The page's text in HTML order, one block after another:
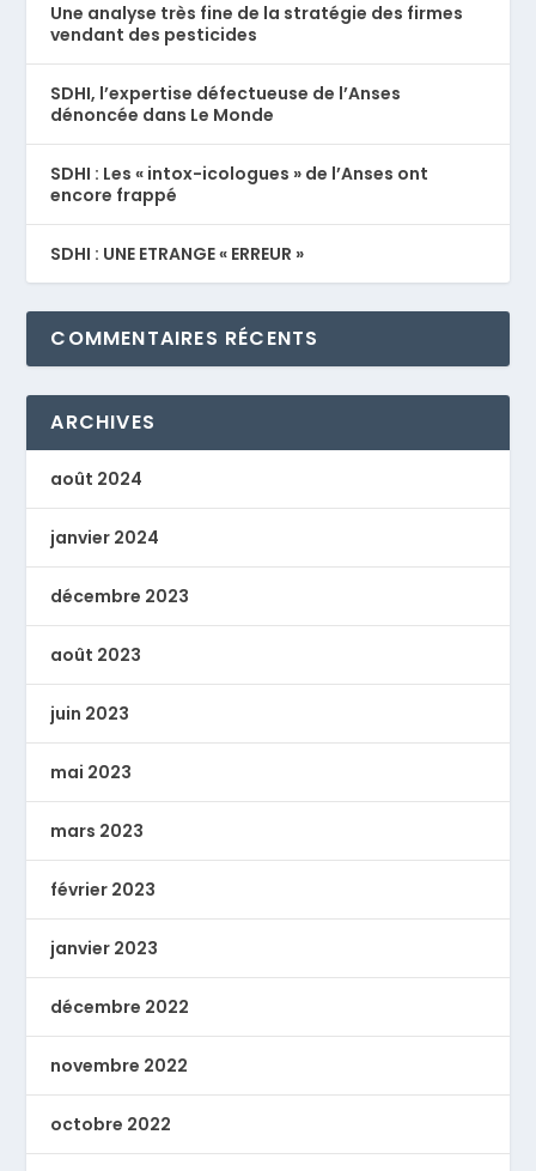
Une analyse très fine de la stratégie des firmes
vendant des pesticides
SDHI, l’expertise défectueuse de l’Anses
dénoncée dans Le Monde
SDHI : Les « intox-icologues » de l’Anses ont
encore frappé
SDHI : UNE ETRANGE « ERREUR »
COMMENTAIRES RÉCENTS
ARCHIVES
août 2024
janvier 2024
décembre 2023
août 2023
juin 2023
mai 2023
mars 2023
février 2023
janvier 2023
décembre 2022
novembre 2022
octobre 2022